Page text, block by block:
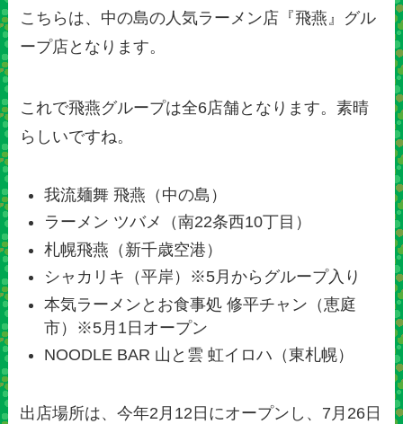
こちらは、中の島の人気ラーメン店『飛燕』グル
ープ店となります。
これで飛燕グループは全6店舗となります。素晴
らしいですね。
我流麺舞 飛燕（中の島）
ラーメン ツバメ（南22条西10丁目）
札幌飛燕（新千歳空港）
シャカリキ（平岸）※5月からグループ入り
本気ラーメンとお食事処 修平チャン（恵庭
市）※5月1日オープン
NOODLE BAR 山と雲 虹イロハ（東札幌）
出店場所は、今年2月12日にオープンし、7月26日